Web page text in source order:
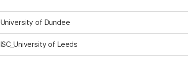
University of Dundee
ISC_University of Leeds